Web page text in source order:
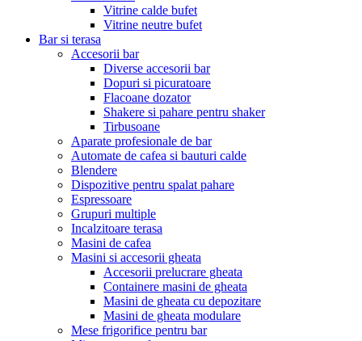
Vitrine calde bufet
Vitrine neutre bufet
Bar si terasa
Accesorii bar
Diverse accesorii bar
Dopuri si picuratoare
Flacoane dozator
Shakere si pahare pentru shaker
Tirbusoane
Aparate profesionale de bar
Automate de cafea si bauturi calde
Blendere
Dispozitive pentru spalat pahare
Espressoare
Grupuri multiple
Incalzitoare terasa
Masini de cafea
Masini si accesorii gheata
Accesorii prelucrare gheata
Containere masini de gheata
Masini de gheata cu depozitare
Masini de gheata modulare
Mese frigorifice pentru bar